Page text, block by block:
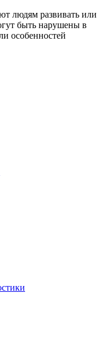
людям развивать или
быть нарушены в
особенностей